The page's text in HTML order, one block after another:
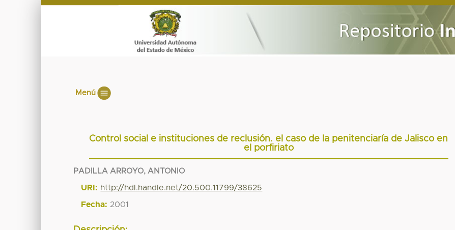
Menú
Control social e instituciones de reclusión. el caso de la penitenciaría de Jalisco en
el porfiriato
PADILLA ARROYO, ANTONIO
URI: http://hdl.handle.net/20.500.11799/38625
Fecha: 2001